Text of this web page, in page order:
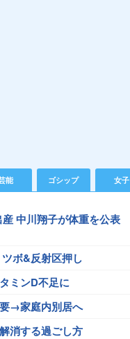
能 ゴシップ 女子
中川翔子が体重を公表
ボ&反射区押し
ミンD不足に
→家庭内別居へ
消する過ごし方